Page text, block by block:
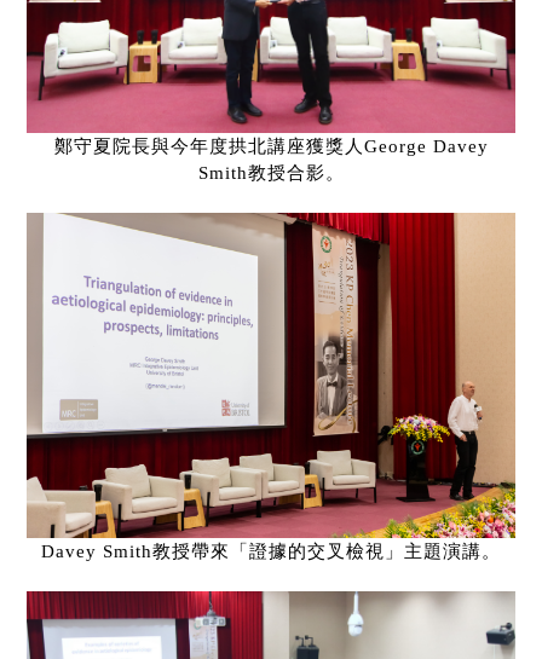
鄭守夏院長與今年度拱北講座獲獎人 George Davey
Smith教授合影。
Davey Smith教授帶來「證據的交叉檢視」主題演講。